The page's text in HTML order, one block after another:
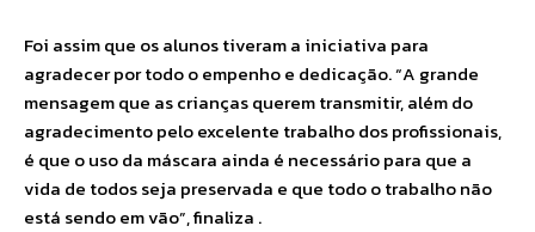
Foi assim que os alunos tiveram a iniciativa para
agradecer por todo o empenho e dedicação. “A grande
mensagem que as crianças querem transmitir, além do
agradecimento pelo excelente trabalho dos profissionais,
é que o uso da máscara ainda é necessário para que a
vida de todos seja preservada e que todo o trabalho não
está sendo em vão”, finaliza .